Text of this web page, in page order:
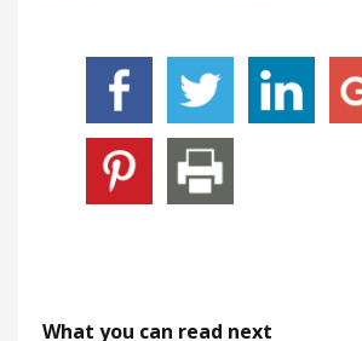
What you can read next